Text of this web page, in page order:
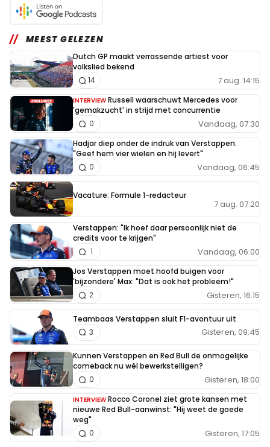
MEEST GELEZEN
Dutch GP maakt verrassende artiest voor
volkslied bekend
7 aug. 14:15
14
INTERVIEW Russell waarschuwt Mercedes voor
'gemakzucht' in strijd met concurrentie
Vandaag, 07:30
0
Hadjar diep onder de indruk van Verstappen:
"Geef hem vier wielen en hij levert"
Vandaag, 06:45
0
Vacature: Formule 1-redacteur
7 aug. 07:20
Verstappen: "Ik hoef daar persoonlijk niet de
credits voor te krijgen"
Vandaag, 06:00
1
Jos Verstappen moet hoofd buigen voor
'bijzondere' Max: "Dat is ook het probleem!"
Gisteren, 16:15
2
Teambaas Verstappen sluit F1-avontuur uit
Gisteren, 09:45
3
Kunnen Verstappen en Red Bull de onmogelijke
comeback nu wél bewerkstelligen?
Gisteren, 18:00
0
INTERVIEW Rocco Coronel ziet grote kansen met
nieuwe Red Bull-aanwinst: "Hij weet de goede
weg"
Gisteren, 17:05
0